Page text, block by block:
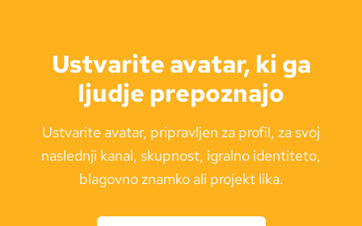
Ustvarite avatar, ki ga
ljudje prepoznajo
Ustvarite avatar, pripravljen za profil, za svoj
naslednji kanal, skupnost, igralno identiteto,
blagovno znamko ali projekt lika.